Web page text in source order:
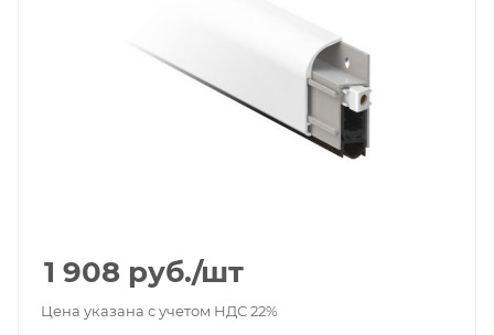
1 908 руб./шт
Цена указана с учетом НДС 22%